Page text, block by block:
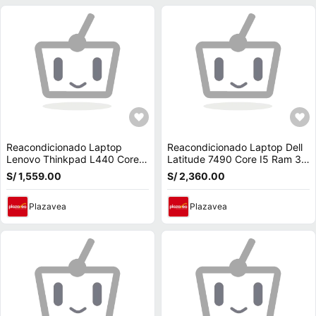
Reacondicionado Laptop
Lenovo Thinkpad L440 Core
I5 /Ram 16 GB/ SSD 480 GB/
Detector De Huella
S/ 1,559.00
Plazavea
Reacondicionado Laptop Dell
Latitude 7490 Core I5 Ram 32
Disco M2 1 Tb
S/ 2,360.00
Plazavea